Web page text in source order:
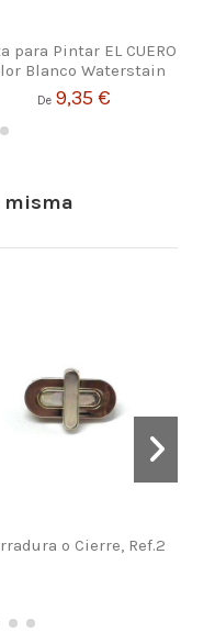
para Pintar EL CUERO
Blanco Waterstain
De 9,35 €
misma
o Cierre, Ref.2